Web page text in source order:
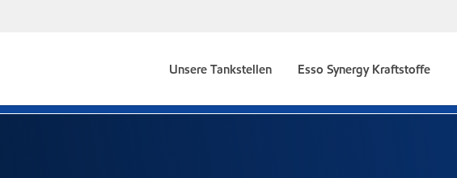
Unsere Tankstellen Esso Synergy Kraftstoffe